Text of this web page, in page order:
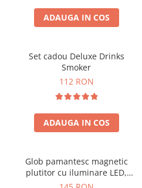
ADAUGA IN COS
Set cadou Deluxe Drinks
Smoker
112 RON
ADAUGA IN COS
Glob pamantesc magnetic
plutitor cu iluminare LED,
Forma C